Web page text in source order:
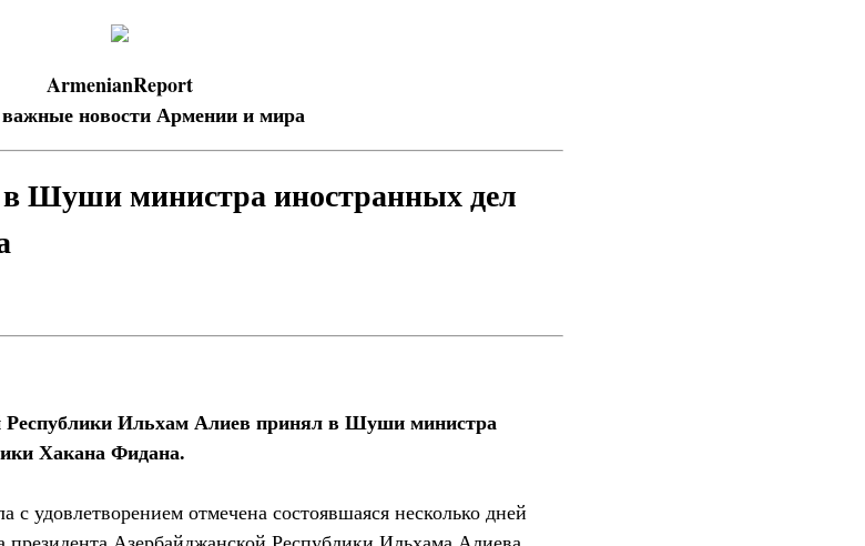
ArmenianReport
новости Армении и мира
Шуши министра иностранных дел
Республики Ильхам Алиев принял в Шуши министра
Хакана Фидана.
удовлетворением отмечена состоявшаяся несколько дней